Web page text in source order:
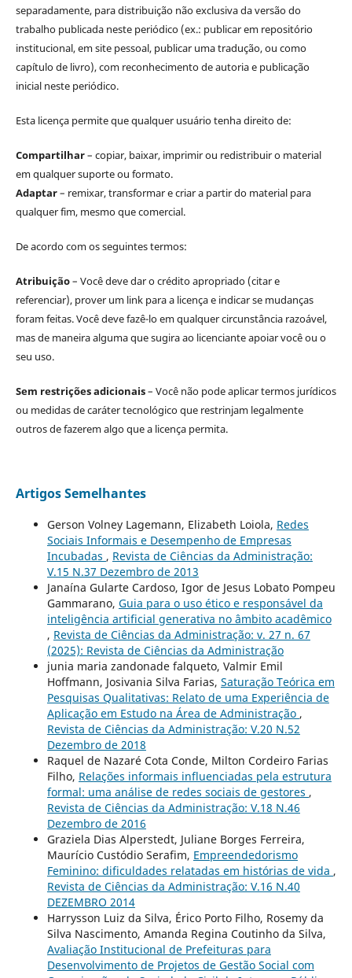
separadamente, para distribuição não exclusiva da versão do
trabalho publicada neste periódico (ex.: publicar em repositório
institucional, em site pessoal, publicar uma tradução, ou como
capítulo de livro), com reconhecimento de autoria e publicação
inicial neste periódico.
Esta licença permite que qualquer usuário tenha direito de:
Compartilhar– copiar, baixar, imprimir ou redistribuir o material
em qualquer suporte ou formato.
Adaptar– remixar, transformar e criar a partir do material para
qualquer fim, mesmo que comercial.
De acordo com os seguintes termos:
Atribuição– Você deve dar o crédito apropriado (citar e
referenciar), prover um link para a licença e indicar se mudanças
foram feitas. Você deve fazê-lo em qualquer circunstância razoável,
mas de maneira alguma que sugira ao licenciante apoiar você ou o
seu uso.
Sem restrições adicionais– Você não pode aplicar termos jurídicos
ou medidas de caráter tecnológico que restrinjam legalmente
outros de fazerem algo que a licença permita.
Artigos Semelhantes
Gerson Volney Lagemann, Elizabeth Loiola, Redes
Sociais Informais e Desempenho de Empresas
Incubadas , Revista de Ciências da Administração:
V.15 N.37 Dezembro de 2013
Janaína Gularte Cardoso, Igor de Jesus Lobato Pompeu
Gammarano, Guia para o uso ético e responsável da
inteligência artificial generativa no âmbito acadêmico
, Revista de Ciências da Administração: v. 27 n. 67
(2025): Revista de Ciências da Administração
junia maria zandonade falqueto, Valmir Emil
Hoffmann, Josivania Silva Farias, Saturação Teórica em
Pesquisas Qualitativas: Relato de uma Experiência de
Aplicação em Estudo na Área de Administração ,
Revista de Ciências da Administração: V.20 N.52
Dezembro de 2018
Raquel de Nazaré Cota Conde, Milton Cordeiro Farias
Filho, Relações informais influenciadas pela estrutura
formal: uma análise de redes sociais de gestores ,
Revista de Ciências da Administração: V.18 N.46
Dezembro de 2016
Graziela Dias Alperstedt, Juliane Borges Ferreira,
Maurício Custódio Serafim, Empreendedorismo
Feminino: dificuldades relatadas em histórias de vida ,
Revista de Ciências da Administração: V.16 N.40
DEZEMBRO 2014
Harrysson Luiz da Silva, Érico Porto Filho, Rosemy da
Silva Nascimento, Amanda Regina Coutinho da Silva,
Avaliação Institucional de Prefeituras para
Desenvolvimento de Projetos de Gestão Social com